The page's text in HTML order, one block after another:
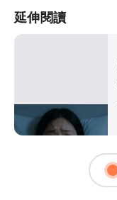
延伸閱讀